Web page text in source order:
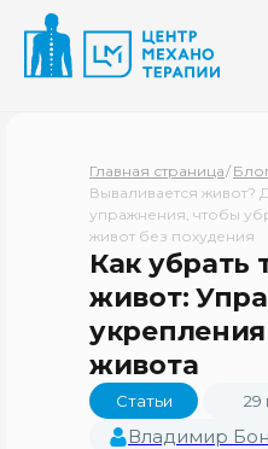
Главная страница/
Вываливается живот?
упражнения, чтобы
живот без похудения
Как убрать
живот:
живота
29
Статьи
Владимир